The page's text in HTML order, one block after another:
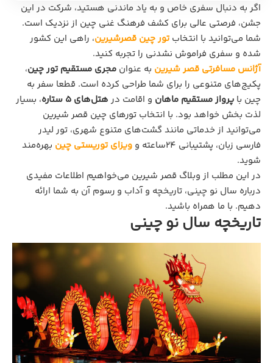
اگر به دنبال سفری خاص و به یاد ماندنی هستید، شرکت در این
جشن، فرصتی عالی برای کشف فرهنگ غنی چین از نزدیک است.
شما می‌توانید با انتخابتور چین قصرشیرین، راهی این کشور
شده و سفری فراموش نشدنی را تجربه کنید.
آژانس مسافرتی قصر شیرین به عنوان مجری مستقیم تور چین،
پکیج‌های متنوعی را برای شما طراحی کرده است. قطعا سفر به
چین با پرواز مستقیم ماهان و اقامت در هتل‌های ۵ ستاره
، بسیار
لذت بخش خواهد بود. با انتخاب تورهای چین قصر شیرین
می‌توانید از خدماتی مانند گشت‌های متنوع شهری، تور لیدر
فارسی زبان، پشتیبانی ۲۴ساعته و
ویزای توریستی چین بهره‌مند
شوید.
در این مطلب از وبلاگ قصر شیرین می‌خواهیم اطلاعات مفیدی
درباره سال نو چینی، تاریخچه و آداب و رسوم آن به شما ارائه
دهیم. با ما همراه باشید.
تاریخچه سال نو چینی